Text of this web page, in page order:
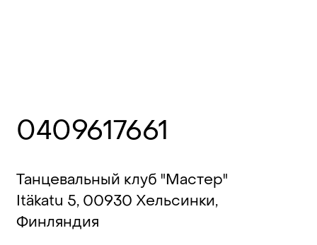
0409617661
Танцевальный клуб "Мастер"
Itäkatu 5, 00930 Хельсинки,
Финляндия